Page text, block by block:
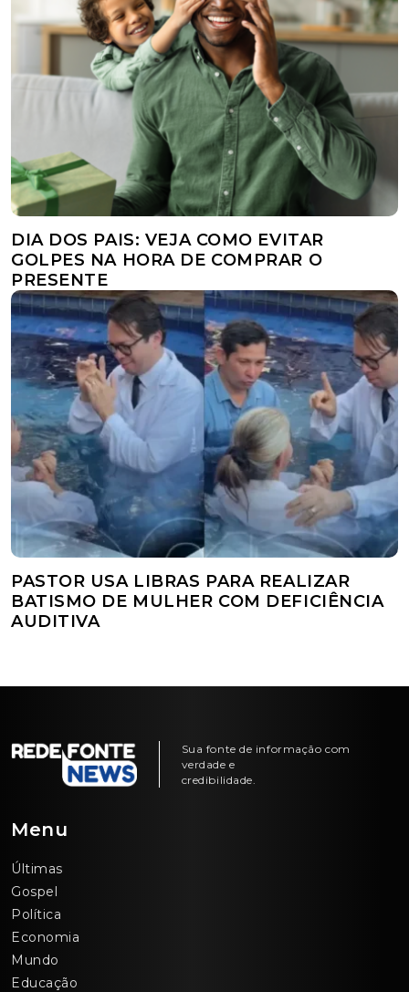
DIA DOS PAIS: VEJA COMO EVITAR
GOLPES NA HORA DE COMPRAR O
PRESENTE
PASTOR USA LIBRAS PARA REALIZAR
BATISMO DE MULHER COM DEFICIÊNCIA
AUDITIVA
Sua fonte de informação com
verdade e
credibilidade.
Menu
Últimas
Gospel
Política
Economia
Mundo
Educação